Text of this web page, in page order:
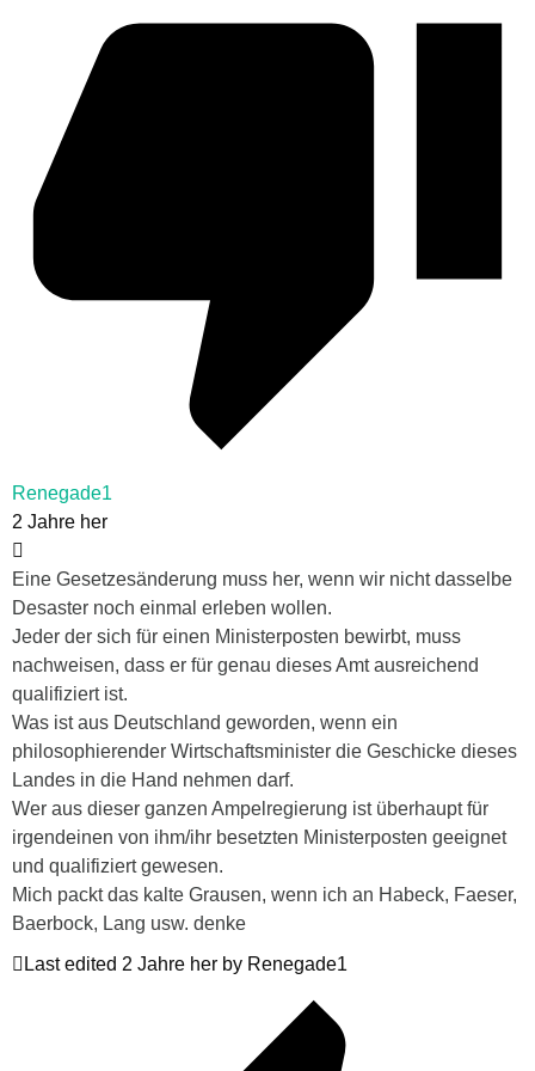
Renegade1
2 Jahre her
Eine Gesetzesänderung muss her, wenn wir nicht dasselbe
Desaster noch einmal erleben wollen.
Jeder der sich für einen Ministerposten bewirbt, muss
nachweisen, dass er für genau dieses Amt ausreichend
qualifiziert ist.
Was ist aus Deutschland geworden, wenn ein
philosophierender Wirtschaftsminister die Geschicke dieses
Landes in die Hand nehmen darf.
Wer aus dieser ganzen Ampelregierung ist überhaupt für
irgendeinen von ihm/ihr besetzten Ministerposten geeignet
und qualifiziert gewesen.
Mich packt das kalte Grausen, wenn ich an Habeck, Faeser,
Baerbock, Lang usw. denke
Last edited 2 Jahre her by Renegade1